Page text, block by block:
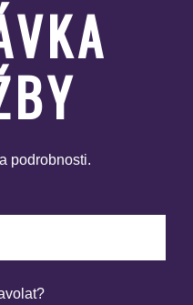
podrobnosti.